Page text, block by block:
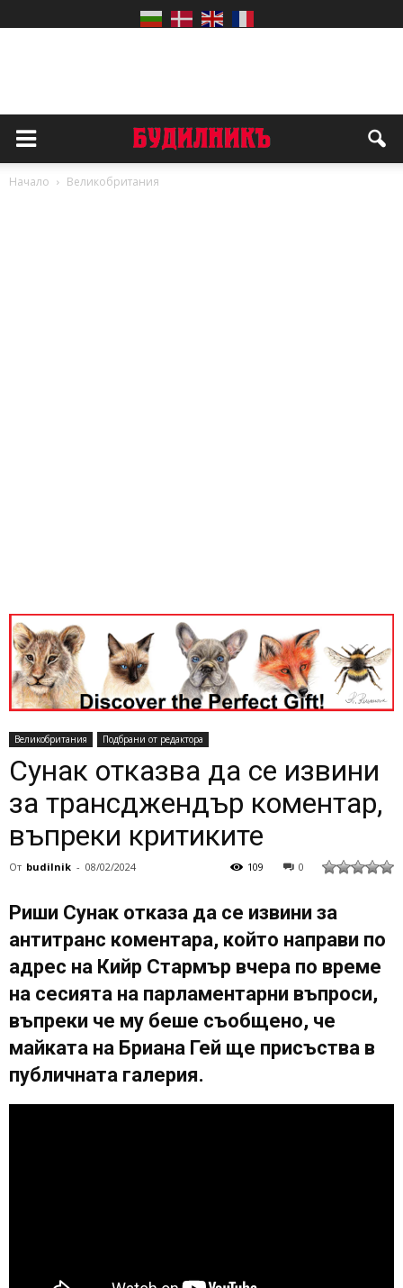
Начало Великобритания
Великобритания Подбрани от редактора
Сунак отказва да се извини
за трансджендър коментар,
въпреки критиките
От budilnik - 08/02/2024 0
109
Риши Сунак отказа да се извини за
антитранс коментара, който направи по
адрес на Кийр Стармър вчера по време
на сесията на парламентарни въпроси,
въпреки че му беше съобщено, че
майката на Бриана Гей ще присъства в
публичната галерия.